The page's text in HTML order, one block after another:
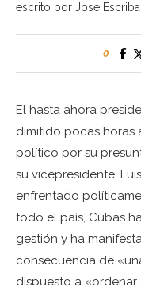
escrito por Jose
0
El hasta ahora
dimitido pocas horas
político por su
su vicepresidente,
enfrentado
todo el país, Cubas
gestión y ha
consecuencia de
dispuesto a «ordenar